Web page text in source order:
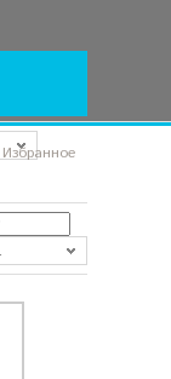
Избранное